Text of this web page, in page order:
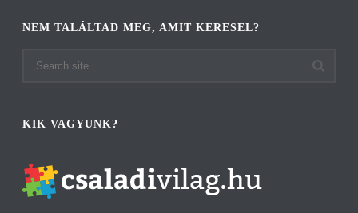
NEM TALÁLTAD MEG, AMIT KERESEL?
KIK VAGYUNK?